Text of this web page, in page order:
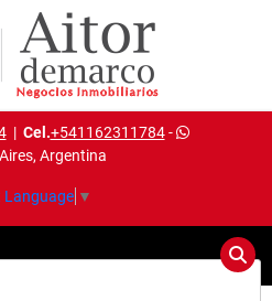
| Cel.+541162311784-
Argentina
Language ▼